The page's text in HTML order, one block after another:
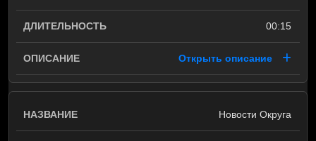
00:15
Открыть описание
Новости Округа